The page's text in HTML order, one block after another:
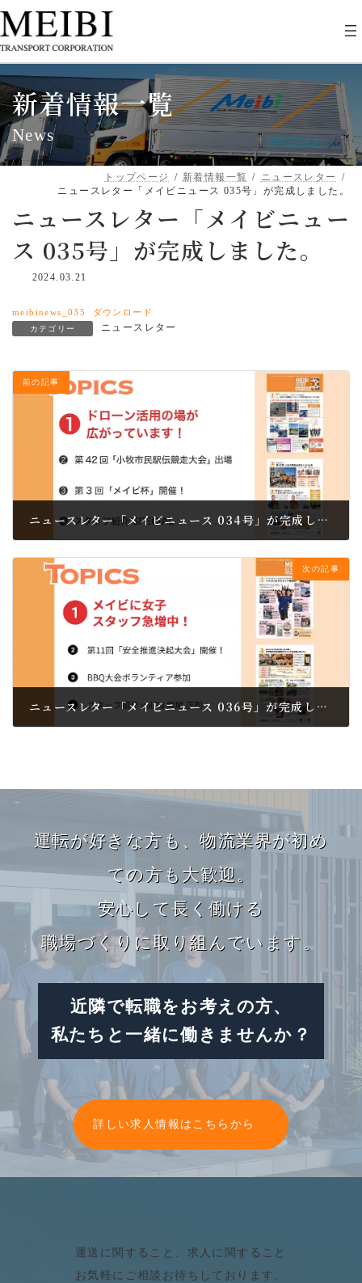
ン
テ
ン
ツ
へ
ス
キ
ッ
プ
ビ
ゲ
ー
シ
ョ
ン
に
移
動
新着情報一覧
News
トップページ 新着情報一覧
ニュースレター
ニュースレター「メイビニュース 035号」が完成しました。
ニュースレター「メイビニュー
ス 035号」が完成しました。
2024.03.21
meibinews_035 ダウンロード
カテゴリー ニュースレター
前の記事
ニュースレター「メイビニュース 034号」が完成しました。
次の記事
ニュースレター「メイビニュース 036号」が完成しました。
運転が好きな方も、物流業界が初め
ての方も大歓迎。
安心して長く働ける
職場づくりに取り組んでいます。
近隣で転職をお考えの方、
私たちと一緒に働きませんか？
詳しい求人情報はこちらから
グ
ル
ー
プ
リ
ン
カ
リ
ン
運送に関すること、求人に関すること
お気軽にご相談お待ちしております。